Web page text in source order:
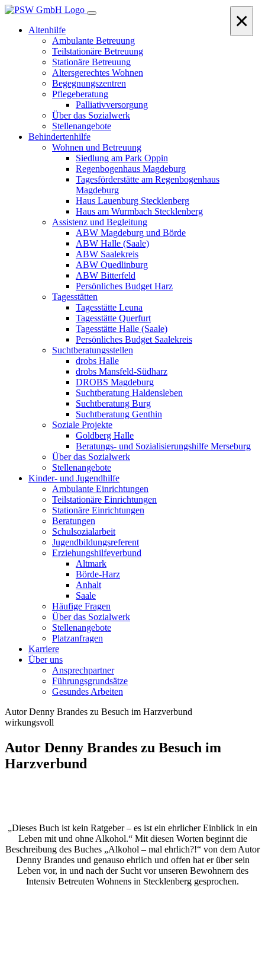
Altenhilfe
Ambulante Betreuung
Teilstationäre Betreuung
Stationäre Betreuung
Altersgerechtes Wohnen
Begegnungszentren
Pflegeberatung
Palliativversorgung
Über das Sozialwerk
Stellenangebote
Behindertenhilfe
Wohnen und Betreuung
Siedlung am Park Oppin
Regenbogenhaus Magdeburg
Tagesförderstätte am Regenbogenhaus
Magdeburg
Haus Lauenburg Stecklenberg
Haus am Wurmbach Stecklenberg
Assistenz und Begleitung
ABW Magdeburg und Börde
ABW Halle (Saale)
ABW Saalekreis
ABW Quedlinburg
ABW Bitterfeld
Persönliches Budget Harz
Tagesstätten
Tagesstätte Leuna
Tagesstätte Querfurt
Tagesstätte Halle (Saale)
Persönliches Budget Saalekreis
Suchtberatungsstellen
drobs Halle
drobs Mansfeld-Südharz
DROBS Magdeburg
Suchtberatung Haldensleben
Suchtberatung Burg
Suchtberatung Genthin
Soziale Projekte
Goldberg Halle
Beratungs- und Sozialisierungshilfe Merseburg
Über das Sozialwerk
Stellenangebote
Kinder- und Jugendhilfe
Ambulante Einrichtungen
Teilstationäre Einrichtungen
Stationäre Einrichtungen
Beratungen
Schulsozialarbeit
Jugendbildungsreferent
Erziehungshilfeverbund
Altmark
Börde-Harz
Anhalt
Saale
Häufige Fragen
Über das Sozialwerk
Stellenangebote
Platzanfragen
Karriere
Über uns
Ansprechpartner
Führungsgrundsätze
Gesundes Arbeiten
Autor Denny Brandes zu Besuch im Harzverbund
wirkungsvoll
Autor Denny Brandes zu Besuch im
Harzverbund
„Dieses Buch ist kein Ratgeber – es ist ein ehrlicher Einblick in ein
Leben mit und ohne Alkohol.“ Mit diesen Worten beginnt die
Beschreibung des Buches „Alkohol – mal ehrlich?!“ von dem Autor
Denny Brandes und genauso ehrlich und offen hat er über sein
Leben vor, in und nach der Sucht vor unseren Bewohnern des
Intensiv Betreuten Wohnens in Stecklenberg gesprochen.
×